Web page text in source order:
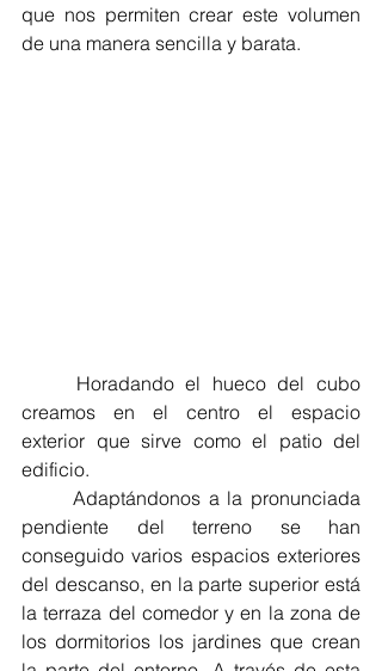
que nos permiten crear este volumen
de una manera sencilla y barata.
creamos en el centro el espacio
exterior que sirve como el patio del
edificio.
pendiente del terreno se han
conseguido varios espacios exteriores
del descanso, en la parte superior está
la terraza del comedor y en la zona de
los dormitorios los jardines que crean